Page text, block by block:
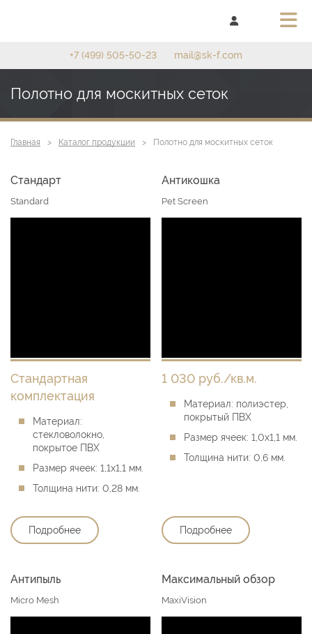
+7 (499) 505-50-23 mail@sk-f.com
Полотно для москитных сеток
Главная Каталог продукции Полотно для москитных сеток
Стандарт
Standard
Стандартная
комплектация
Материал:
стекловолокно,
покрытое ПВХ
Размер ячеек: 1,1х1,1 мм.
Толщина нити: 0,28 мм.
Подробнее
Антикошка
Pet Screen
1 030 руб./кв.м.
Материал: полиэстер,
покрытый ПВХ
Размер ячеек: 1,0х1,1 мм.
Толщина нити: 0,6 мм.
Подробнее
Антипыль
Micro Mesh
Максимальный обзор
MaxiVision